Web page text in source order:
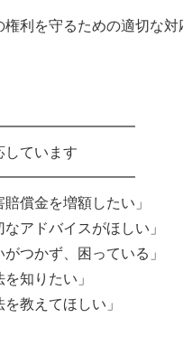
利を守るための適切な
ています
償金を増額したい」
アドバイスがほしい」
つかず、困っている」
知りたい」
教えてほしい」